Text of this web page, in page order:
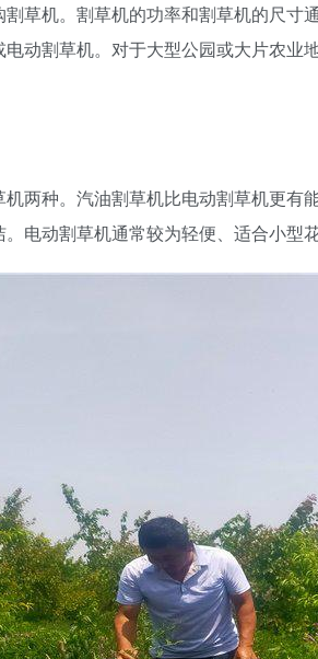
草机。割草机的功率和割草机的尺寸
动割草机。对于大型公园或大片农业
两种。汽油割草机比电动割草机更有
电动割草机通常较为轻便、适合小型